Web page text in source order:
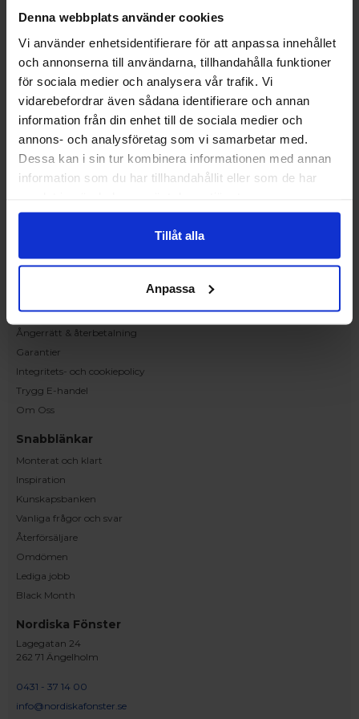
Denna webbplats använder cookies
Vi använder enhetsidentifierare för att anpassa innehållet
och annonserna till användarna, tillhandahålla funktioner
för sociala medier och analysera vår trafik. Vi
vidarebefordrar även sådana identifierare och annan
information från din enhet till de sociala medier och
annons- och analysföretag som vi samarbetar med.
Dessa kan i sin tur kombinera informationen med annan
information som du har tillhandahållit eller som de har
Tillåt alla
Anpassa
hos Victrix inredarna.
Ranhammarsvägen 20E
168 67 Bromma
Kundservice
Kontakta oss
Beställning och offert
Leverans
Reklamation
Monteringsanvisningar
Handla på Nordiska Fönster
Betalnings & leveransvillkor
Ångerrätt & återbetalning
Garantier
Integritets- och cookiepolicy
Trygg E-handel
Om Oss
Snabblänkar
Monterat och klart
Inspiration
Kunskapsbanken
Vanliga frågor och svar
Återförsäljare
Omdömen
Lediga jobb
Black Month
Nordiska Fönster
Lagegatan 24
262 71 Ängelholm
0431 - 37 14 00
info@nordiskafonster.se